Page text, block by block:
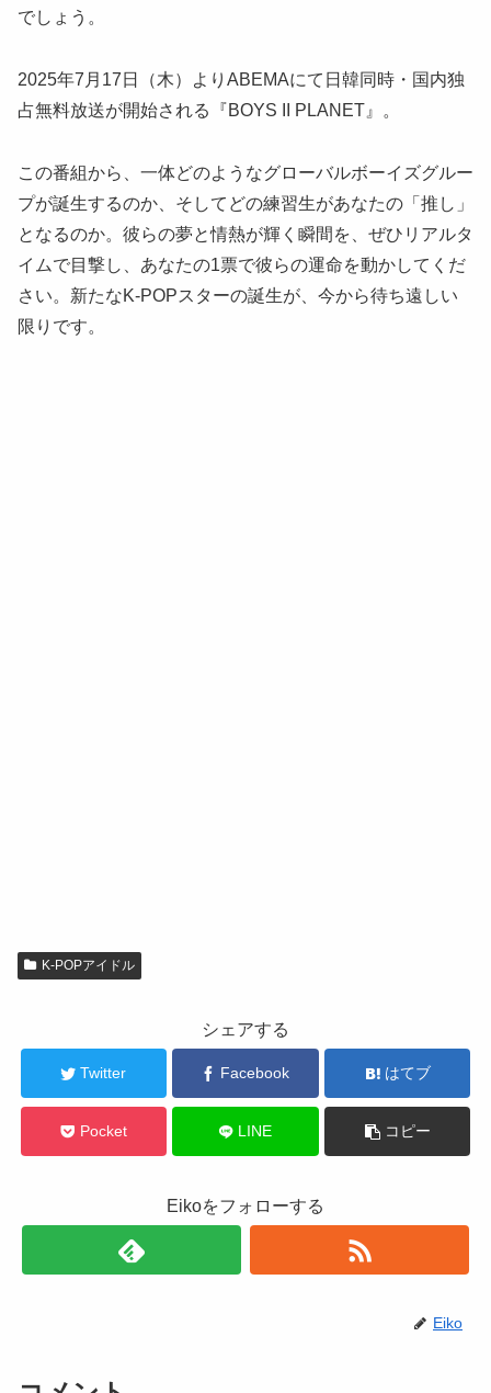
でしょう。
2025年7月17日（木）よりABEMAにて日韓同時・国内独
占無料放送が開始される『BOYS II PLANET』。
この番組から、一体どのようなグローバルボーイズグルー
プが誕生するのか、そしてどの練習生があなたの「推し」
となるのか。彼らの夢と情熱が輝く瞬間を、ぜひリアルタ
イムで目撃し、あなたの1票で彼らの運命を動かしてくだ
さい。新たなK-POPスターの誕生が、今から待ち遠しい
限りです。
K-POPアイドル
シェアする
Twitter Facebook はてブ
Pocket LINE コピー
Eikoをフォローする
Eiko